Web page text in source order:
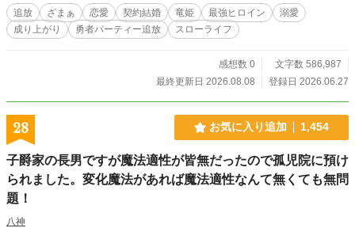
修復し、封印を解いてしまう。 そして追手から彼女を守るた
め、やむなく古代契約を結ぶことに。 しかしそれは、なぜか
婚姻契約だった。 「私はあなたの妻です。今日から、ずっ
り、隣に座り、他の女が近づくと静かに威圧してくる。 最強
なのに恋愛初心者。 無表情なのに、レクトにだけ重い。 しか
欠け、鎧が壊れ、討伐失敗が続いていた。 追放された地味な
修理師と、彼にだけ懐いた最強竜姫。 辺境で始まった契約結
り上がり、最強竜姫の一途すぎる溺愛、そして追放した者た
ちへの静かなざまぁ。 これは、壊れたものを直し続けた青年
追放 ざまぁ 恋愛 契約結婚 竜姫 最強ヒロイン
溺愛
成り上がり
勇者パーティー追放 スローライフ
感想数 0
文字数 586,987
最終更新日 2026.08.08
登録日 2026.06.27
28 お気に入り追加 1,454
子爵家の長男ですが魔法適性が皆無だったので孤児院に預け
られました。変化魔法があれば魔法適性なんて無くても無問
題！
八神